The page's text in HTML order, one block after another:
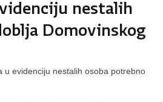
nestalih
Domovinskog
u evidenciju nestalih osoba potrebno